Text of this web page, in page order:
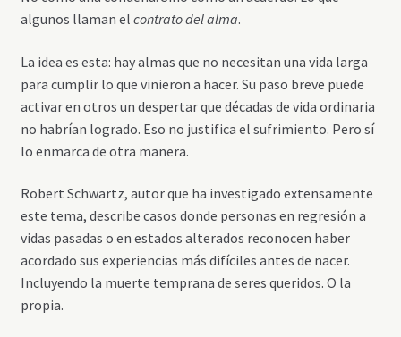
algunos llaman el contrato del alma.
La idea es esta: hay almas que no necesitan una vida larga
para cumplir lo que vinieron a hacer. Su paso breve puede
activar en otros un despertar que décadas de vida ordinaria
no habrían logrado. Eso no justifica el sufrimiento. Pero sí
lo enmarca de otra manera.
Robert Schwartz, autor que ha investigado extensamente
este tema, describe casos donde personas en regresión a
vidas pasadas o en estados alterados reconocen haber
acordado sus experiencias más difíciles antes de nacer.
Incluyendo la muerte temprana de seres queridos. O la
propia.